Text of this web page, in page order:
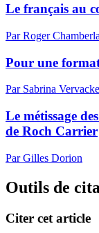
Le français au
Par Roger
Pour une
Par Sabrina Vervacke
Le métissage
de Roch Carrier
Par Gilles Dorion
Outils de
Citer cet article